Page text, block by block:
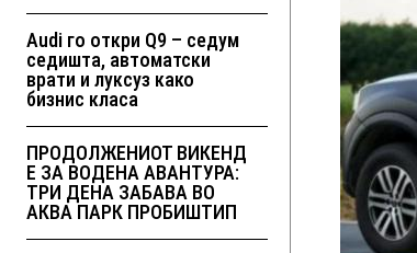
Audi го откри Q9 – седум
седишта, автоматски
врати и луксуз како
бизнис класа
ПРОДОЛЖЕНИОТ ВИКЕНД
Е ЗА ВОДЕНА АВАНТУРА:
ТРИ ДЕНА ЗАБАВА ВО
АКВА ПАРК ПРОБИШТИП